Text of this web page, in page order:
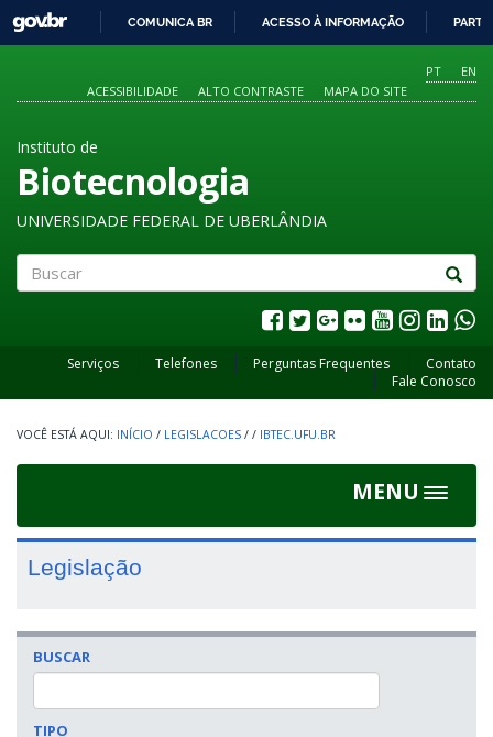
O
CONTEÚDO
GOVBR
COMUNICA BR ACESSO À INFORMAÇÃO
PT
EN
ACESSIBILIDADE
ALTO CONTRASTE MAPA DO SITE
Instituto de
Biotecnologia
UNIVERSIDADE FEDERAL DE UBERLÂNDIA
Serviços Telefones Perguntas Frequentes
Contato
Fale Conosco
INÍCIO / LEGISLACOES / / IBTEC.UFU.BR
MENU
Toggle
Legislação
BUSCAR
TIPO